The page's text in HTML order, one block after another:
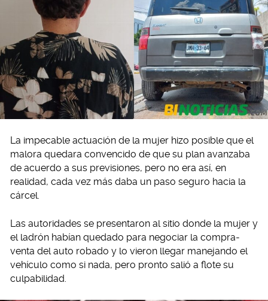
La impecable actuación de la mujer hizo posible que el
malora quedara convencido de que su plan avanzaba
de acuerdo a sus previsiones, pero no era así, en
realidad, cada vez más daba un paso seguro hacia la
cárcel.
Las autoridades se presentaron al sitio donde la mujer y
el ladrón habían quedado para negociar la compra-
venta del auto robado y lo vieron llegar manejando el
vehículo como si nada, pero pronto salió a flote su
culpabilidad.